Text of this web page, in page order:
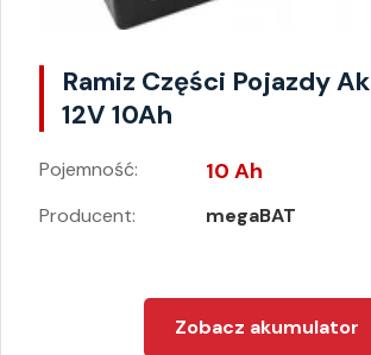
Ramiz Części Pojazdy
12V 10Ah
Pojemność: 10 Ah
Producent: megaBAT
Zobacz akumulator